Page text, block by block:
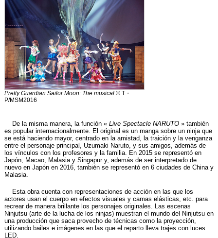
Pretty Guardian Sailor Moon: The musical © T・
P/MSM2016
De la misma manera, la función « Live Spectacle NARUTO » también
es popular internacionalmente. El original es un manga sobre un ninja que
se está haciendo mayor, centrado en la amistad, la traición y la venganza
entre el personaje principal, Uzumaki Naruto, y sus amigos, además de
los vínculos con los profesores y la familia. En 2015 se representó en
Japón, Macao, Malasia y Singapur y, además de ser interpretado de
nuevo en Japón en 2016, también se representó en 6 ciudades de China y
Malasia.
Esta obra cuenta con representaciones de acción en las que los
actores usan el cuerpo en efectos visuales y camas elásticas, etc. para
recrear de manera brillante los personajes originales. Las escenas
Ninjutsu (arte de la lucha de los ninjas) muestran el mundo del Ninjutsu en
una producción que saca provecho de técnicas como la proyección,
utilizando bailes e imágenes en las que el reparto lleva trajes con luces
LED.